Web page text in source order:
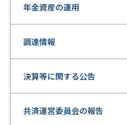
年金資産の運用
調達情報
決算等に関する公告
共済運営委員会の報告